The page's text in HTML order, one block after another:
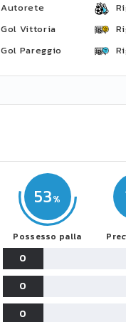
Autorete
Gol Vittoria
Gol Pareggio
53
Possesso palla
0
0
0